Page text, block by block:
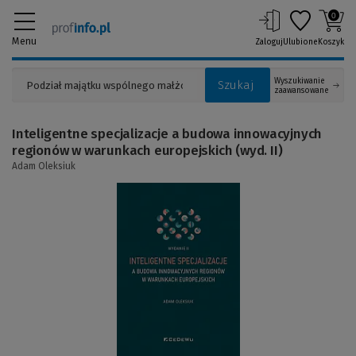
Menu
Szukaj
Wyszukiwanie
zaawansowane
ZalogujUlubione
0
Koszyk
Inteligentne specjalizacje a budowa innowacyjnych
regionów w warunkach europejskich (wyd. II)
Adam Oleksiuk